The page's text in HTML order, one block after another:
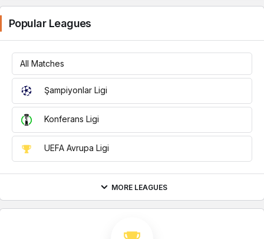
Popular Leagues
All Matches
Şampiyonlar Ligi
Konferans Ligi
UEFA Avrupa Ligi
MORE LEAGUES